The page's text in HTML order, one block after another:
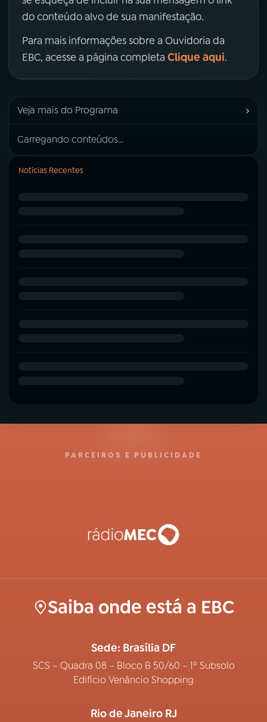
do conteúdo alvo de sua manifestação.
Para mais informações sobre a Ouvidoria da
EBC, acesse a página completa Clique aqui.
Veja mais do Programa ›
Carregando conteúdos...
Notícias Recentes
PARCEIROS E PUBLICIDADE
Saiba onde está a EBC
Sede: Brasília DF
SCS – Quadra 08 – Bloco B 50/60 – 1º Subsolo
Edifício Venâncio Shopping
Rio de Janeiro RJ